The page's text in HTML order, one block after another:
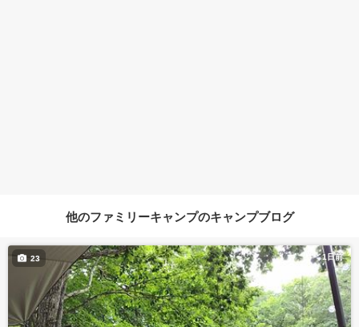
他のファミリーキャンプのキャンプブログ
1日前
23